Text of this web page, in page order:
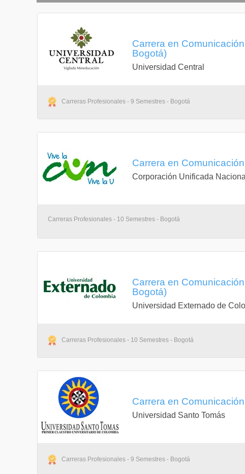
Sexto Semestre
Séptimo Semestre
Programación
Investigación
Creación de
Anteproyecto
Electiva IV
Carrera en
Bogotá)
Universidad Central
Carreras Profesionales - 9 Semestres - Bogotá
Carrera en
Corporación Unificada
Carreras Profesionales - 10 Semestres - Bogotá
Carrera en
Bogotá)
Universidad Externado de
Carreras Profesionales - 10 Semestres - Bogotá
Carrera en
Universidad Santo Tomás
Carreras Profesionales - 9 Semestres - Bogotá